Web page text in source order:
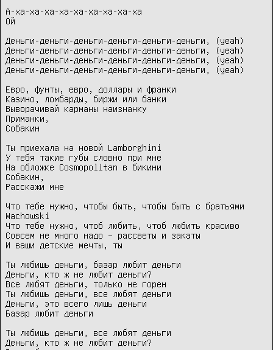
А-ха-ха-ха-ха-ха-ха-ха-ха-ха
Ой
Деньги-деньги-деньги-деньги-деньги-деньги, (yeah)
Деньги-деньги-деньги-деньги-деньги-деньги, (yeah)
Деньги-деньги-деньги-деньги-деньги-деньги, (yeah)
Деньги-деньги-деньги-деньги-деньги-деньги, (yeah)
Евро, фунты, евро, доллары и франки
Казино, ломбарды, биржи или банки
Выворачивай карманы наизнанку
Приманки,
Собакин
Ты приехала на новой Lamborghini
У тебя такие губы словно при мне
На обложке Cosmopolitan в бикини
Собакин,
Расскажи мне
Что тебе нужно, чтобы быть, чтобы быть с братьями
Wachowski
Что тебе нужно, чтоб любить, чтоб любить красиво
Совсем не много надо – рассветы и закаты
И ваши детские мечты, ты
Ты любишь деньги, базар любит деньги
Деньги, кто ж не любит деньги?
Все любят деньги, только не горен
Ты любишь деньги, все любят деньги
Деньги, это всего лишь деньги
Базар любит деньги
Ты любишь деньги, все любят деньги
Деньги, кто ж не любит деньги?